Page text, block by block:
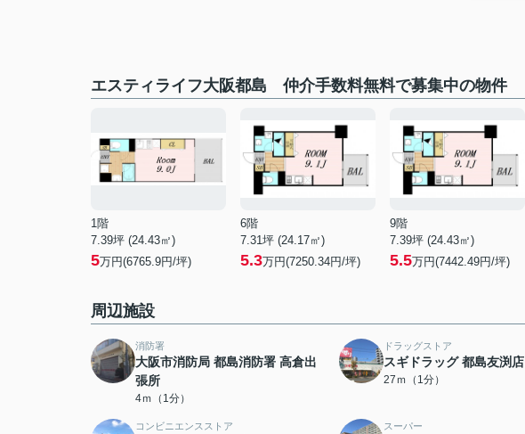
エスティライフ大阪都島 仲介手数料無料で募集中の物件
1階
7.39坪 (24.43㎡)
5万円(6765.9円/坪)
6階
7.31坪 (24.17㎡)
5.3万円(7250.34円/坪)
9階
7.39坪 (24.43㎡)
5.5万円(7442.49円/坪)
周辺施設
消防署
大阪市消防局 都島消防署 高倉出
張所
4ｍ（1分）
ドラッグストア
スギドラッグ 都島友渕店
27ｍ（1分）
コンビニエンスストア スーパー